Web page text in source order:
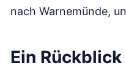
nach Warnemünde,
Ein